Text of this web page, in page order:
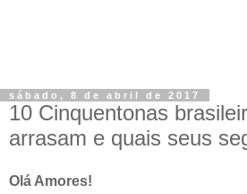
sábado, 8 de abril de 2017
10 Cinquentonas
arrasam e quais seus
Olá Amores!